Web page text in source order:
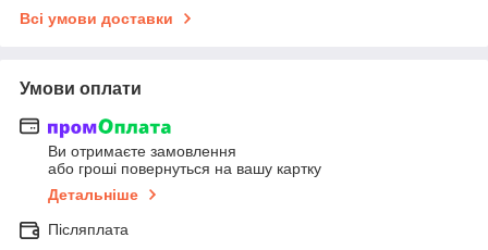
Всі умови доставки
Умови оплати
Ви отримаєте замовлення
або гроші повернуться на вашу картку
Детальніше
Післяплата